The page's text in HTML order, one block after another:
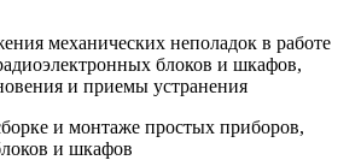
механических неполадок в работе
блоков и шкафов,
и приемы устранения
и монтаже простых приборов,
и шкафов